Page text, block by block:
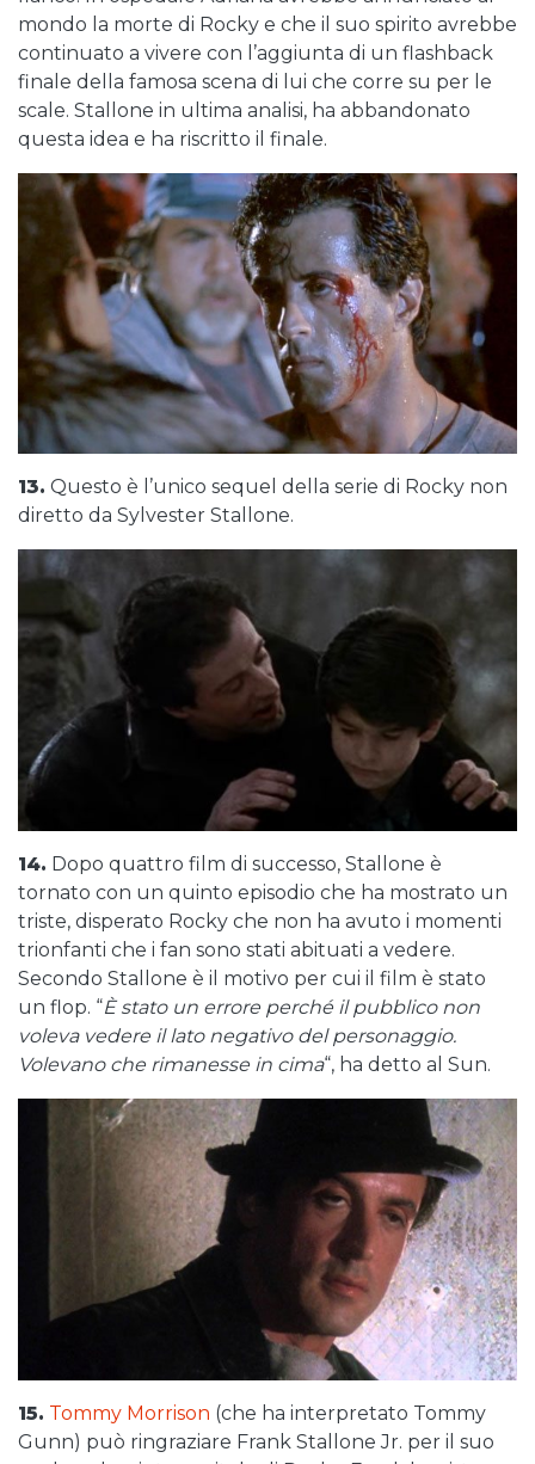
mondo la morte di Rocky e che il suo spirito avrebbe
continuato a vivere con l’aggiunta di un flashback
finale della famosa scena di lui che corre su per le
scale. Stallone in ultima analisi, ha abbandonato
questa idea e ha riscritto il finale.
13. Questo è l’unico sequel della serie di Rocky non
diretto da Sylvester Stallone.
14. Dopo quattro film di successo, Stallone è
tornato con un quinto episodio che ha mostrato un
triste, disperato Rocky che non ha avuto i momenti
trionfanti che i fan sono stati abituati a vedere.
Secondo Stallone è il motivo per cui il film è stato
un flop. “È stato un errore perché il pubblico non
voleva vedere il lato negativo del personaggio.
Volevano che rimanesse in cima“, ha detto al Sun.
15. Tommy Morrison (che ha interpretato Tommy
Gunn) può ringraziare Frank Stallone Jr. per il suo